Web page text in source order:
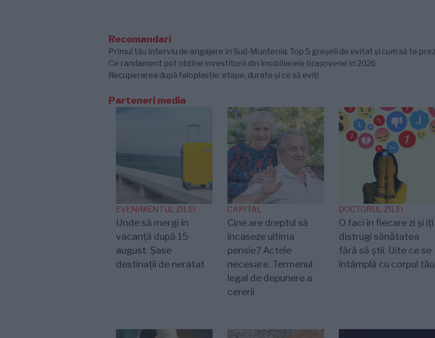
Recomandari
Primul tău interviu de angajare în Sud-Muntenia: Top 5 greșeli de evitat și cum să te
Ce randament pot obține investitorii din imobiliarele brașovene în 2026
Recuperarea după faloplastie: etape, durate și ce să eviți
Parteneri media
EVENIMENTUL ZILEI
Unde să mergi în
vacanță după 15
august. Șase
destinații de neratat
CAPITAL
Cine are dreptul să
încaseze ultima
pensie? Actele
necesare. Termenul
legal de depunere a
cererii
DOCTORUL ZILEI
O faci în fiecare zi și îți
distrugi sănătatea
fără să știi. Uite ce se
întâmplă cu corpul tău